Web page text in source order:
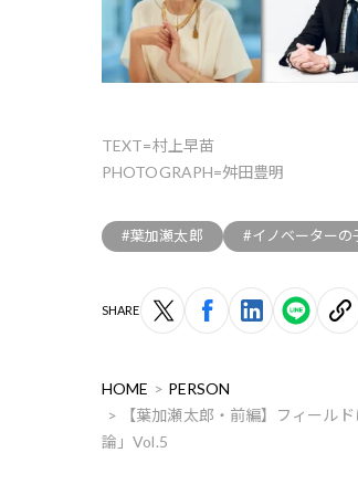
TEXT=村上早苗
PHOTOGRAPH=舛田豊明
#葉加瀬太郎 #イノベーターの
SHARE
HOME
PERSON
【葉加瀬太郎・前編】フィール
論」Vol.5